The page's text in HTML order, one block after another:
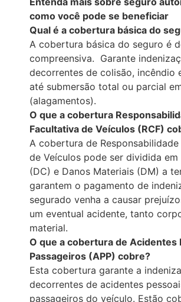
como você pode se beneficiar
Qual é a cobertura básica do
A cobertura básica do seguro é
compreensiva. Garante
decorrentes de colisão, incêndio
até submersão total ou parcial
(alagamentos).
O que a cobertura
Facultativa de Veículos (RCF)
A cobertura de
de Veículos pode ser dividida
(DC) e Danos Materiais (DM) a
garantem o pagamento de
segurado venha a causar
um eventual acidente, tanto
material.
O que a cobertura de Acidentes
Passageiros (APP) cobre?
Esta cobertura garante a
decorrentes de acidentes
passageiros do veículo. Estão